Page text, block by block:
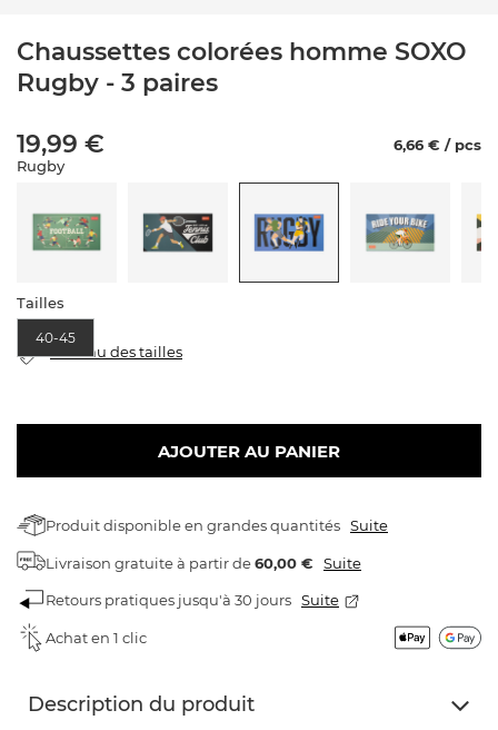
Chaussettes colorées homme SOXO
Rugby - 3 paires
19,99 €
6,66 € / pcs
Rugby
Tailles
40-45
tableau des tailles
AJOUTER AU PANIER
Produit disponible en grandes quantités Suite
Livraison gratuiteà partir de60,00 € Suite
Retours pratiques jusqu'à 30 jours Suite
Achat en 1 clic
Description du produit